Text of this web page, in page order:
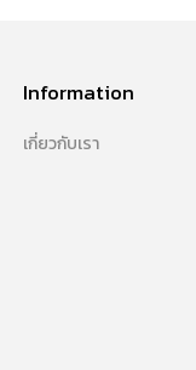
Information
เกี่ยวกับเรา